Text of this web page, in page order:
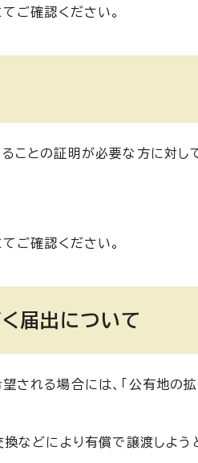
ご確認ください。
ことの証明が必要な方に対し
ご確認ください。
届出について
される場合には、「公有地の
などにより有償で譲渡しよう